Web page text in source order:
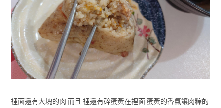
裡面還有大塊的肉 而且 裡還有碎蛋黃在裡面 蛋黃的香氣讓肉粽的